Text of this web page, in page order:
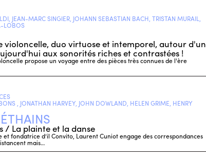
JEAN-MARC SINGIER, JOHANN SEBASTIAN BACH, TRISTAN MURAIL,
LOBOS
violoncelle, duo virtuose et intemporel, autour d'un
aux sonorités riches et contrastées !
propose un voyage entre des pièces très connues de l'ère
, JONATHAN HARVEY, JOHN DOWLAND, HELEN GRIME, HENRY
/ La plainte et la danse
fondatrice d’il Convito, Laurent Cuniot engage des correspondances
mais…